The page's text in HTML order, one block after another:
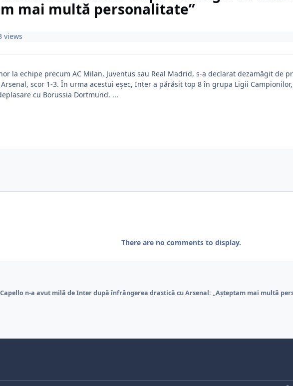
mai multă personalitate”
views
la echipe precum AC Milan, Juventus sau Real Madrid, s-a declarat dezamăgit de
scor 1-3. În urma acestui eșec, Inter a părăsit top 8 în grupa Ligii
cu Borussia Dortmund. ...
There are no comments to display.
n-a avut milă de Inter după înfrângerea drastică cu Arsenal: „Așteptam mai multă